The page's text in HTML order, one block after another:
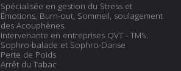
Spécialisée en gestion du Stress et
Émotions, Burn-out, Sommeil, soulagement
des Acouphènes.
Intervenante en entreprises QVT - TMS.
Sophro-balade et Sophro-Danse
Perte de Poids
Arrêt du Tabac